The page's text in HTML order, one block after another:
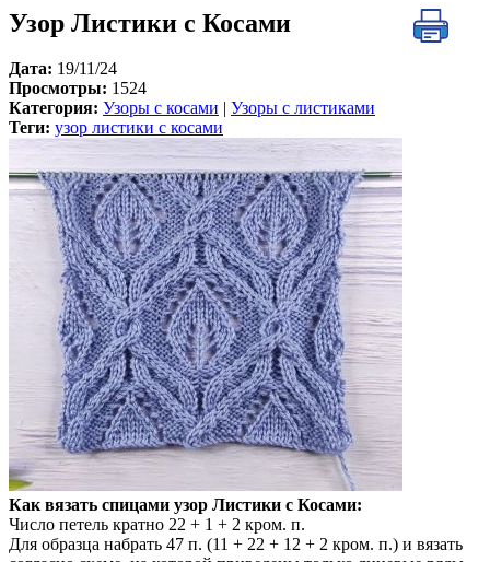
Узор Листики с Косами
Дата: 19/11/24
Просмотры: 1524
Категория: Узоры с косами
Узоры с листиками
Теги: узор листики с косами
Как вязать спицами узор Листики с Косами:
Число петель кратно 22 + 1 + 2 кром. п.
Для образца набрать 47 п. (11 + 22 + 12 + 2 кром. п.) и вязать